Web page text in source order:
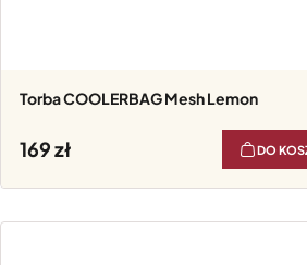
Torba COOLERBAG Mesh Lemon
169 DO